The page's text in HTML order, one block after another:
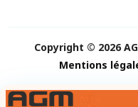
Copyright © 2026
Mentions